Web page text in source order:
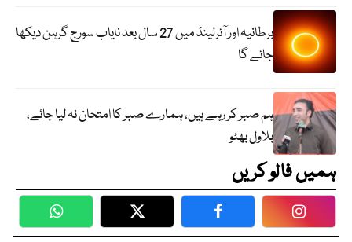
برطانیہ اور آئرلینڈ میں 27 سال بعد نایاب سورج گرہن دیکھا
جائے گا
ہم صبر کر رہے ہیں، ہمارے صبر کا امتحان نہ لیا جائے،
بلاول بھٹو
ہمیں فالو کریں
WhatsApp Twitter Facebook